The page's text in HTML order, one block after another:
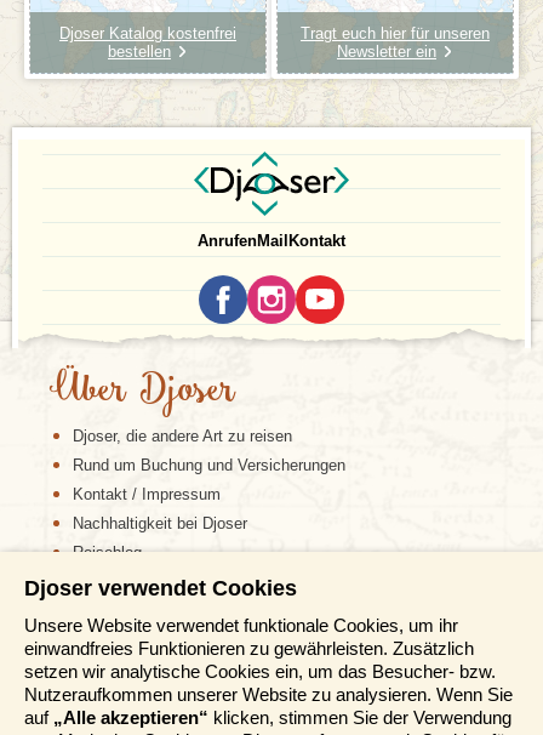
Djoser Katalog kostenfrei
bestellen
Tragt euch hier für unseren
Newsletter ein
AnrufenMail Kontakt
Über Djoser
Djoser, die andere Art zu reisen
Rund um Buchung und Versicherungen
Kontakt / Impressum
Nachhaltigkeit bei Djoser
Reiseblog
Informationen
Reisemessen
Häufig gestellte Fragen
AGB
Djoser verwendet Cookies
Unsere Website verwendet funktionale Cookies, um ihr
einwandfreies Funktionieren zu gewährleisten. Zusätzlich
setzen wir analytische Cookies ein, um das Besucher- bzw.
Nutzeraufkommen unserer Website zu analysieren. Wenn Sie
auf „Alle akzeptieren“ klicken, stimmen Sie der Verwendung